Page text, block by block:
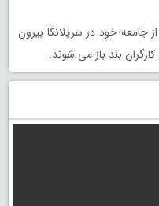
جامعه خود در سریلانکا بیرون
بند باز می شوند.